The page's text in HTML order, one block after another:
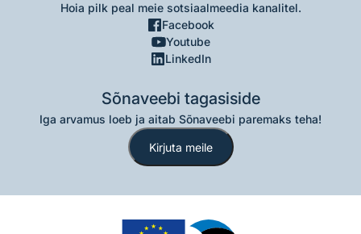
Hoia pilk peal meie sotsiaalmeedia kanalitel.
Facebook
Youtube
LinkedIn
Sõnaveebi tagasiside
Iga arvamus loeb ja aitab Sõnaveebi paremaks teha!
Kirjuta meile